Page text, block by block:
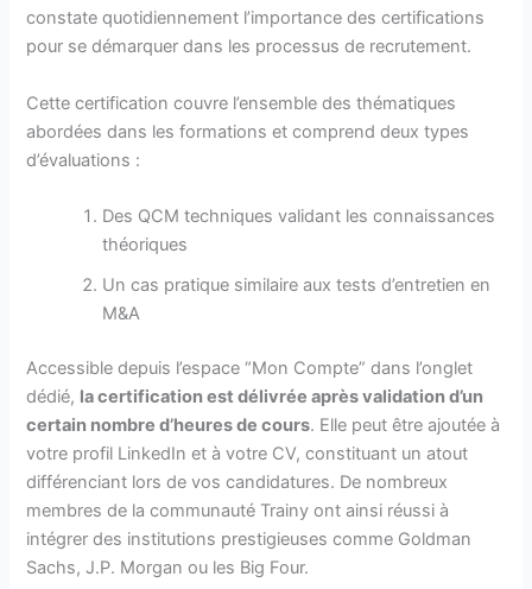
constate quotidiennement l’importance des certifications
pour se démarquer dans les processus de recrutement.
Cette certification couvre l’ensemble des thématiques
abordées dans les formations et comprend deux types
d’évaluations :
Des QCM techniques validant les connaissances
théoriques
Un cas pratique similaire aux tests d’entretien en
M&A
Accessible depuis l’espace “Mon Compte” dans l’onglet
dédié, la certification est délivrée après validation d’un
certain nombre d’heures de cours. Elle peut être ajoutée à
votre profil LinkedIn et à votre CV, constituant un atout
différenciant lors de vos candidatures. De nombreux
membres de la communauté Trainy ont ainsi réussi à
intégrer des institutions prestigieuses comme Goldman
Sachs, J.P. Morgan ou les Big Four.